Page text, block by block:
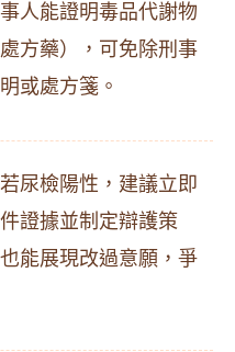
人能證明毒品代謝物
方藥），可免除刑事
或處方箋。
尿檢陽性，建議立即
證據並制定辯護策
能展現改過意願，爭